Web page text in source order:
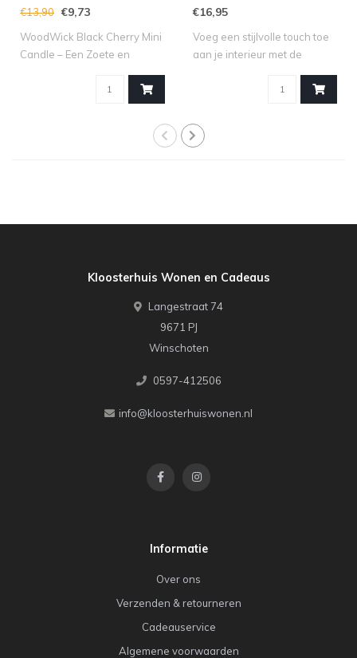
€13,90 €9,73
WoodWick Black Cherry Mini
Candle – Een Zoete en
€16,95
Voeg een stijlvolle touch toe
aan je interieur met de
Kloosterhuis Wonen en Cadeaus
Langestraat 74
9671 PJ
Winschoten
0597-412506
info@kloosterhuiswonen.nl
Informatie
Over ons
Verzenden & retourneren
Cadeauservice
Algemene voorwaarden